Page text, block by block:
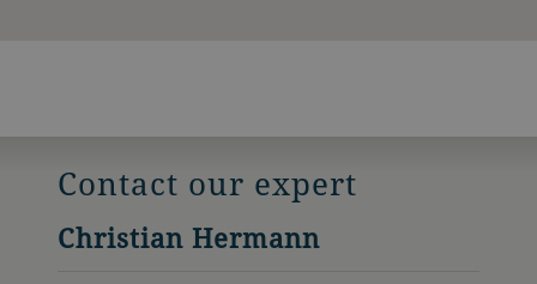
Contact our expert
Christian Hermann